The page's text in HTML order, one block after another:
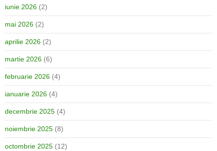
iunie 2026 (2)
mai 2026 (2)
aprilie 2026 (2)
martie 2026 (6)
februarie 2026 (4)
ianuarie 2026 (4)
decembrie 2025 (4)
noiembrie 2025 (8)
octombrie 2025 (12)